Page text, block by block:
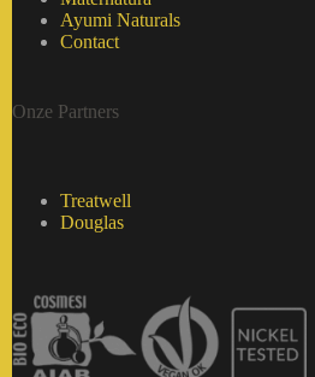
Ayumi Naturals
Contact
Onze Partners
Treatwell
Douglas